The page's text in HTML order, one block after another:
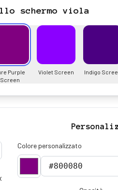
schermo viola
Purple
Screen
Violet Screen Indigo
Colore personalizzato